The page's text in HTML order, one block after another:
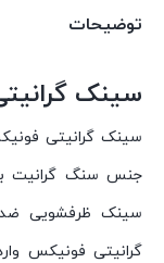
توضیحات
سینک گرانیتی
جنس سنگ گرانیت
سینک ظرفشویی ضد
گرانیتی فونیکس